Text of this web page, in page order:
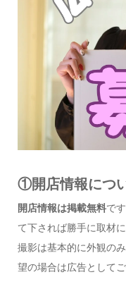
①開店情報につ
開店情報は掲載無料で
て下されば勝手に取材に
撮影は基本的に外観の
望の場合は広告としてご